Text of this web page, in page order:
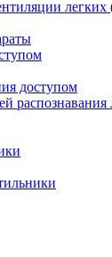
доступом
распознавания